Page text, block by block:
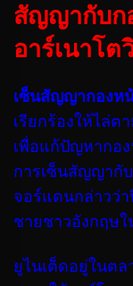
สัญญากับก
อาร์เนาโ
เซ็นสัญญากองห
เรียกร้องให้ไล่ต
เพื่อแก้ปัญหากอ
การเซ็นสัญญากั
จอร์แดนกล่าวว่
ชายชาวอังกฤษ
ยูไนเต็ดอยู่ในต